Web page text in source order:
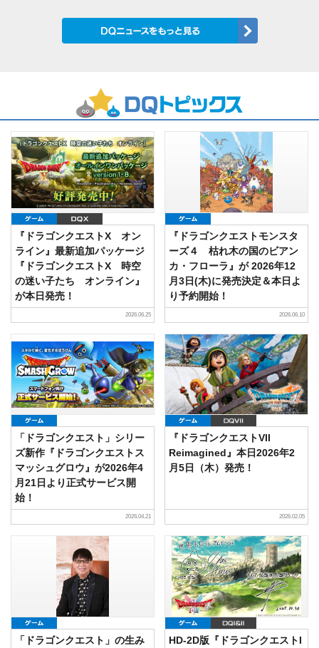
ゲーム
『ドラゴンクエストX オン
ライン』最新追加パッケージ
『ドラゴンクエストX 時空
の迷い子たち オンライン』
が本日発売！
2026.06.25
『ドラゴンクエストモンスタ
ーズ４ 枯れ木の国のビアン
カ・フローラ』が 2026年12
月3日(木)に発売決定＆本日よ
り予約開始！
2026.06.10
「ドラゴンクエスト」シリー
ズ新作『ドラゴンクエストス
マッシュグロウ』が2026年4
月21日より正式サービス開
始！
2026.04.21
ゲーム
『ドラゴンクエストVII
Reimagined』本日2026年2
月5日（木）発売！
2026.02.05
「ドラゴンクエスト」の生み
ゲーム
HD-2D版『ドラゴンクエストI